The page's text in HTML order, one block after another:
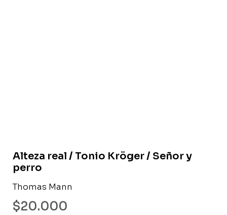
Alteza real / Tonio Kröger / Señor y
perro
Thomas Mann
$20.000